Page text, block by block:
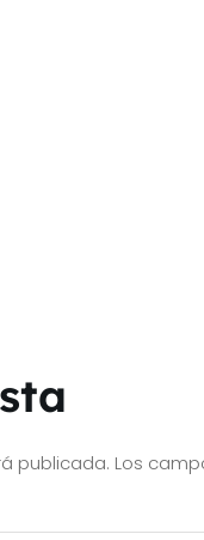
publicada. Los